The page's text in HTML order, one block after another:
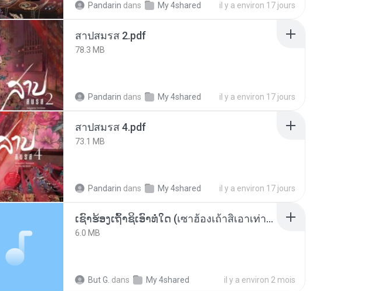
Pandarin dans My 4shared il y a environ 17 jours
สาปสมรส 2.pdf
78.3 MB
Pandarin dans My 4shared il y a environ 17 jours
สาปสมรส 4.pdf
73.1 MB
Pandarin dans My 4shared il y a environ 17 jours
ເຊົາຮ້ອງເຖົ້າຊິເອົາທໍ່ໃດ (เซาฮ้องเถ้าสิเอาเท่าใด) ບຸນເກີດ ຫນູຫ່ວງ ft. ໂສພາ ຈຸນທະລາ
6.0 MB
But G. dans My 4shared il y a environ 2 mois